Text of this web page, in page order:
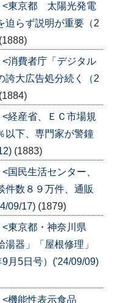
<東京都 太陽光発電
らず説明が重要（2
(1888)
消費者庁「デジタル
大広告処分続く（2
(1884)
経産省、ＥＣ市場規
下、専門家が警鐘
(1883)
民生活センター、
数８９万件、通販
09/17) (1879)
<東京都・神奈川県
器」「屋根修理」
月5日号）('24/09/09)
<機能性表示食品